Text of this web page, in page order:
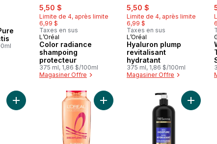
sale:
5,50 $
Limite de 4, après limite
6,99 $
Taxes en sus
L’Oréal
Color radiance
shampoing
protecteur
375 ml, 1,86 $/100ml
Magasiner Offre
sale:
5,50 $
Limite de 4, après limite
6,99 $
Taxes en sus
L’Oréal
Hyaluron plump
revitalisant
hydratant
375 ml, 1,86 $/100ml
Magasiner Offre
Ajouter Daily Moisture Shampoo Cheveux Secs au panier
Ajouter Dream lengths shampoing